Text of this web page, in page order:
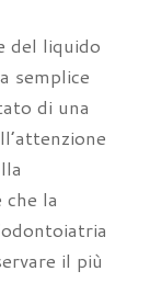
del liquido
semplice
di una
la
il più